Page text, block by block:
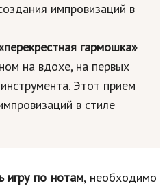
импровизаций в
гармошка»
на вдохе, на первых
Этот прием
в стиле
игру по нотам, необходимо